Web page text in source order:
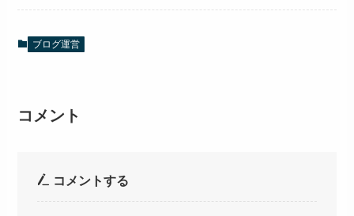
ブログ運営
コメント
コメントする